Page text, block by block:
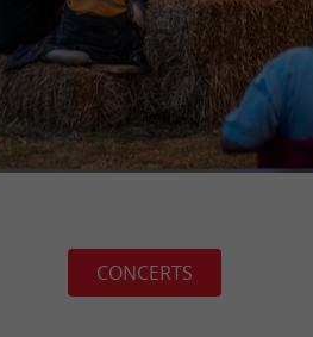
CONCERTS